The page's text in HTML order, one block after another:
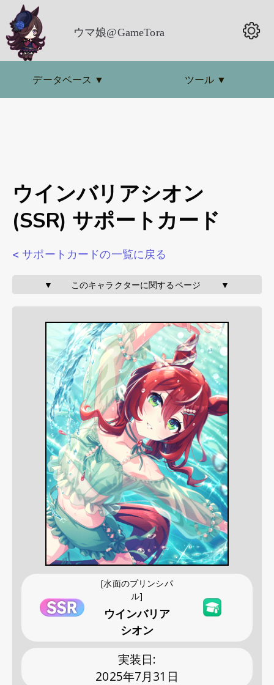
ウマ娘@GameTora
データベース ▼ ツール ▼
ウインバリアシオン
(SSR) サポートカード
< サポートカードの一覧に戻る
▼       このキャラクターに関するページ        ▼
[水面のプリンシパ
ル]
ウインバリア
シオン
実装日:
2025年7月31日